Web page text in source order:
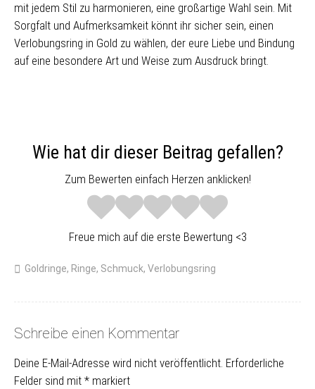
mit jedem Stil zu harmonieren, eine großartige Wahl sein. Mit
Sorgfalt und Aufmerksamkeit könnt ihr sicher sein, einen
Verlobungsring in Gold zu wählen, der eure Liebe und Bindung
auf eine besondere Art und Weise zum Ausdruck bringt.
Wie hat dir dieser Beitrag gefallen?
Zum Bewerten einfach Herzen anklicken!
Freue mich auf die erste Bewertung <3
Goldringe, Ringe, Schmuck, Verlobungsring
Schreibe einen Kommentar
Deine E-Mail-Adresse wird nicht veröffentlicht. Erforderliche
Felder sind mit * markiert